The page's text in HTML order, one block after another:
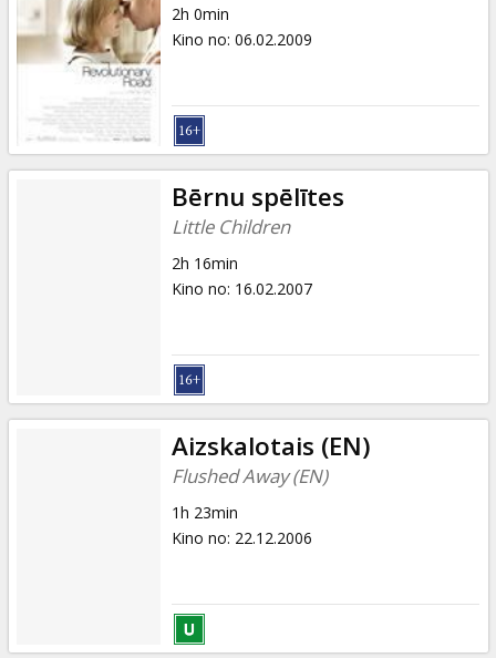
2h 0min
Kino no: 06.02.2009
Bērnu spēlītes
Little Children
2h 16min
Kino no: 16.02.2007
Aizskalotais (EN)
Flushed Away (EN)
1h 23min
Kino no: 22.12.2006